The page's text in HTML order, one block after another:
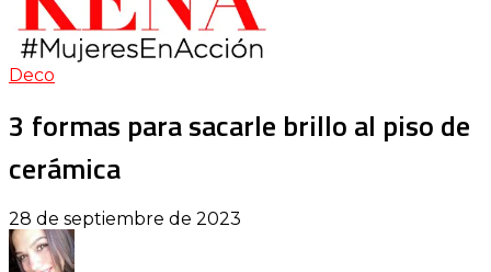
Deco
3 formas para sacarle brillo al piso de
cerámica
28 de septiembre de 2023